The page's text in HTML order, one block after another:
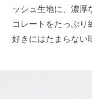
ッシュ生地に、濃厚
コレートをたっぷり
好きにはたまらない